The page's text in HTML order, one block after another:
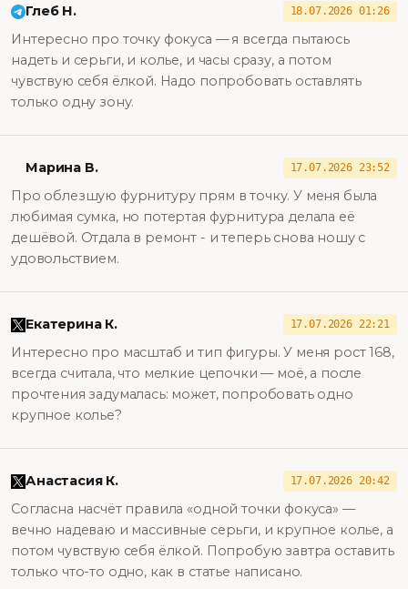
Глеб Н. 18.07.2026 01:26
Интересно про точку фокуса — я всегда пытаюсь
надеть и серьги, и колье, и часы сразу, а потом
чувствую себя ёлкой. Надо попробовать оставлять
только одну зону.
Марина В. 17.07.2026 23:52
Про облезшую фурнитуру прям в точку. У меня была
любимая сумка, но потертая фурнитура делала её
дешёвой. Отдала в ремонт - и теперь снова ношу с
удовольствием.
Екатерина К. 17.07.2026 22:21
Интересно про масштаб и тип фигуры. У меня рост 168,
всегда считала, что мелкие цепочки — моё, а после
прочтения задумалась: может, попробовать одно
крупное колье?
Анастасия К. 17.07.2026 20:42
Согласна насчёт правила «одной точки фокуса» —
вечно надеваю и массивные серьги, и крупное колье, а
потом чувствую себя ёлкой. Попробую завтра оставить
только что-то одно, как в статье написано.